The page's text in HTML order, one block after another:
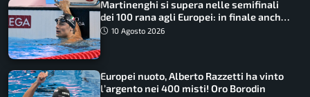
Martinenghi si supera nelle semifinali
dei 100 rana agli Europei: in finale anche
Cerasuolo
10 Agosto 2026
Europei nuoto, Alberto Razzetti ha vinto
l’argento nei 400 misti! Oro Borodin